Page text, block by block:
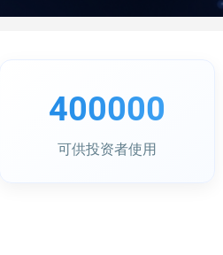
400000
可供投资者使用